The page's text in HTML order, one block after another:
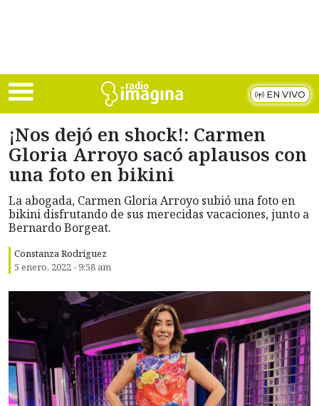
EN VIVO
¡Nos dejó en shock!: Carmen
Gloria Arroyo sacó aplausos con
una foto en bikini
La abogada, Carmen Gloria Arroyo subió una foto en
bikini disfrutando de sus merecidas vacaciones, junto a
Bernardo Borgeat.
Constanza Rodriguez
5 enero, 2022 - 9:58 am